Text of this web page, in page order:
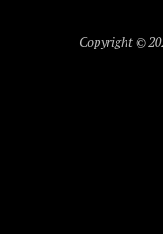
Copyright ©